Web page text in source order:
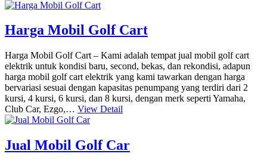
Harga Mobil Golf Cart
Harga Mobil Golf Cart – Kami adalah tempat jual mobil golf cart
elektrik untuk kondisi baru, second, bekas, dan rekondisi, adapun
harga mobil golf cart elektrik yang kami tawarkan dengan harga
bervariasi sesuai dengan kapasitas penumpang yang terdiri dari 2
kursi, 4 kursi, 6 kursi, dan 8 kursi, dengan merk seperti Yamaha,
Club Car, Ezgo,… View Detail
Jual Mobil Golf Car